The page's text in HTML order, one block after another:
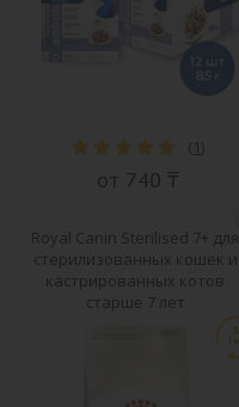
( 1)
от 740 ₸
Royal Canin Sterilised 7+ для
стерилизованных кошек и
кастрированных котов
старше 7 лет